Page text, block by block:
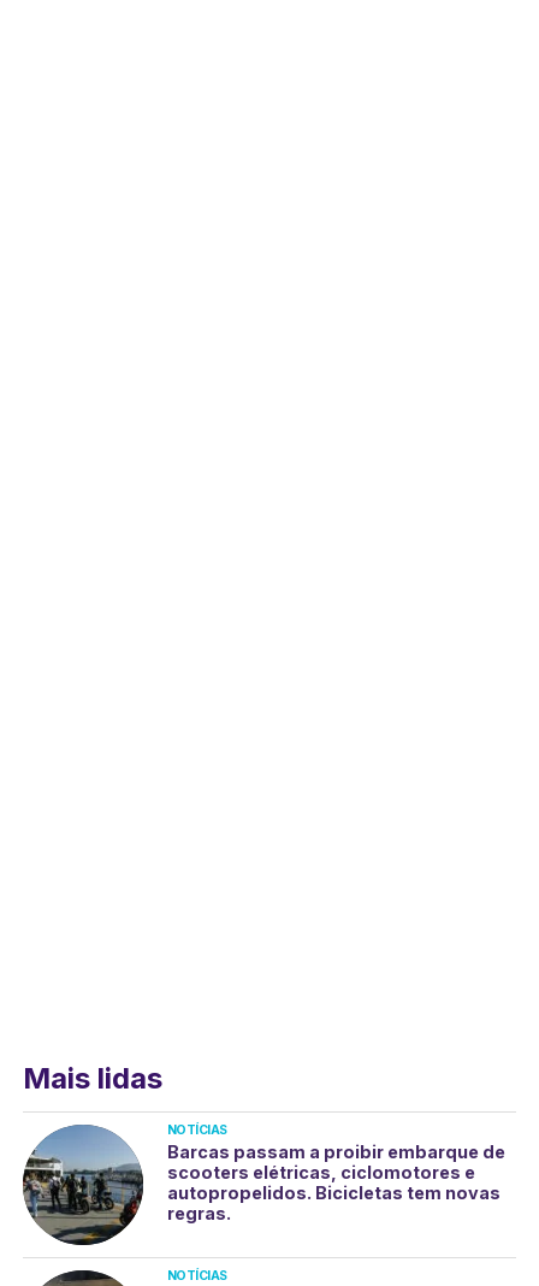
Mais lidas
NOTÍCIAS
Barcas passam a proibir embarque de
scooters elétricas, ciclomotores e
autopropelidos. Bicicletas tem novas
regras.
NOTÍCIAS